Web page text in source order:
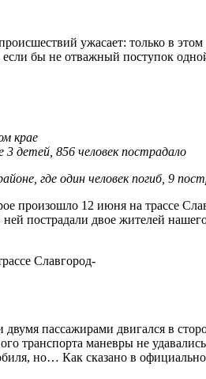
ужасает: только в
если бы не отважный поступок
крае
3 детей, 856 человек пострадало
где один человек погиб, 9
произошло 12 июня на трассе
пострадали двое жителей
Славгород-
пассажирами двигался в
транспорта маневры не
но… Как сказано в